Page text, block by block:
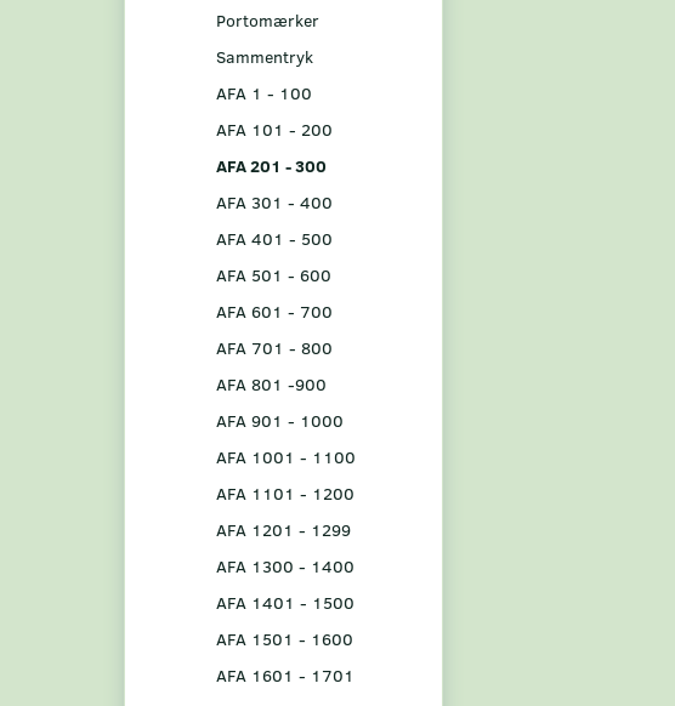
Portomærker
Sammentryk
AFA 1 - 100
AFA 101 - 200
AFA 201 - 300
AFA 301 - 400
AFA 401 - 500
AFA 501 - 600
AFA 601 - 700
AFA 701 - 800
AFA 801 -900
AFA 901 - 1000
AFA 1001 - 1100
AFA 1101 - 1200
AFA 1201 - 1299
AFA 1300 - 1400
AFA 1401 - 1500
AFA 1501 - 1600
AFA 1601 - 1701